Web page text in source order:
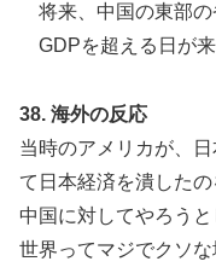
将来、中国の東部
GDPを超える日が
38. 海外の反応
当時のアメリカが、
て日本経済を潰した
中国に対してやろうと
世界ってマジでクソな